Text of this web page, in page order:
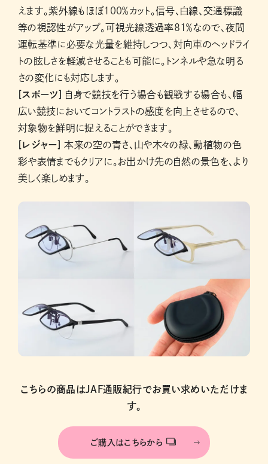
えます。紫外線もほぼ100％カット。信号、白線、交通標識
等の視認性がアップ。可視光線透過率81％なので、夜間
運転基準に必要な光量を維持しつつ、対向車のヘッドライ
トの眩しさを軽減させることも可能に。トンネルや急な明る
さの変化にも対応します。
[スポーツ]
自身で競技を行う場合も観戦する場合も、幅
広い競技においてコントラストの感度を向上させるので、
対象物を鮮明に捉えることができます。
[レジャー]
本来の空の青さ、山や木々の緑、動植物の色
彩や表情までもクリアに。お出かけ先の自然の景色を、より
美しく楽しめます。
こちらの商品はJAF通販紀行でお買い求めいただけま
す。
ご購入はこちらから